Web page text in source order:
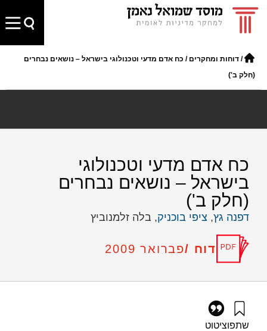
/ דוחות ומחקרים / כח אדם מדעי וטכנולוגי בישראל – נושאים נבחרים
(חלק ב')
כח אדם מדעי וטכנולוגי
בישראל – נושאים נבחרים
(חלק ב')
דפנה גץ, ציפי בוכניק, בלה זלמנוביץ
דוח /פברואר 2009
שתפוציטוט